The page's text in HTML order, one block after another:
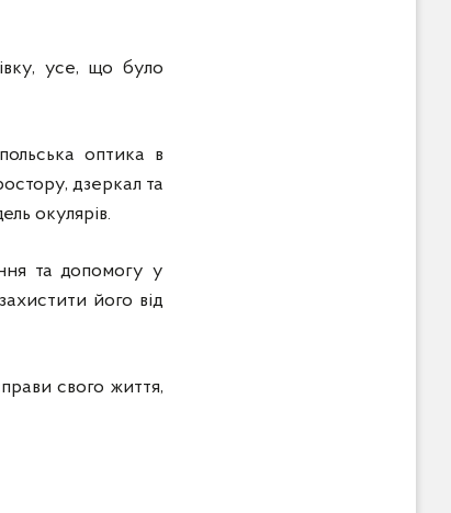
усе, що було
оптика в
дзеркал та
окулярів.
та допомогу у
його від
свого життя,